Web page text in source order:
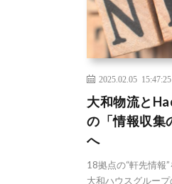
2025.02.05 15:47:25
大和物流と
の「情報収集
へ
18拠点の“軒先情報
大和ハウスグルー